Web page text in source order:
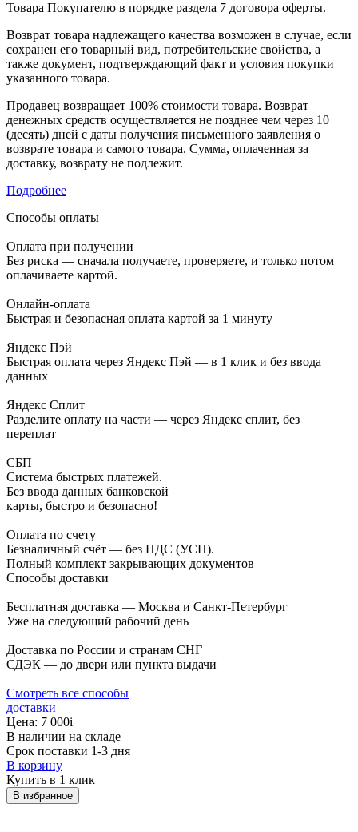
Товара Покупателю в порядке раздела 7 договора оферты.
Возврат товара надлежащего качества возможен в случае, если
сохранен его товарный вид, потребительские свойства, а
также документ, подтверждающий факт и условия покупки
указанного товара.
Продавец возвращает 100% стоимости товара. Возврат
денежных средств осуществляется не позднее чем через 10
(десять) дней с даты получения письменного заявления о
возврате товара и самого товара. Сумма, оплаченная за
доставку, возврату не подлежит.
Подробнее
Способы оплаты
Оплата при получении
Без риска — сначала получаете, проверяете, и только потом
оплачиваете картой.
Онлайн-оплата
Быстрая и безопасная оплата картой за 1 минуту
Яндекс Пэй
Быстрая оплата через Яндекс Пэй — в 1 клик и без ввода
данных
Яндекс Сплит
Разделите оплату на части — через Яндекс сплит, без
переплат
СБП
Система быстрых платежей.
Без ввода данных банковской
карты, быстро и безопасно!
Оплата по счету
Безналичный счёт — без НДС (УСН).
Полный комплект закрывающих документов
Способы доставки
Бесплатная доставка — Москва и Санкт-Петербург
Уже на следующий рабочий день
Доставка по России и странам СНГ
СДЭК — до двери или пункта выдачи
Смотреть все способы
доставки
Цена: 7 000i
В наличии на складе
Срок поставки 1-3 дня
В корзину
Купить в 1 клик
В избранное